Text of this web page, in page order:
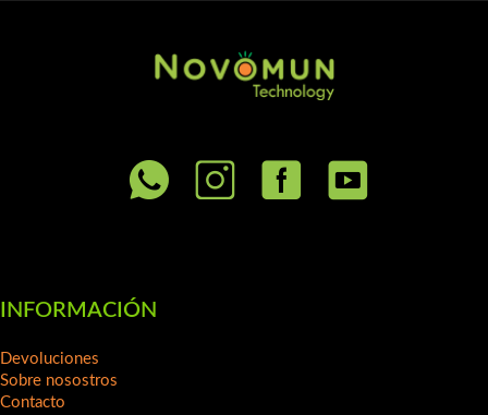
INFORMACIÓN
Devoluciones
Sobre nosostros
Contacto